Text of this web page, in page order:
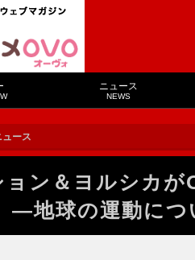
ニュース
NEWS
ース
ン＆ヨルシカが
―地球の運動に